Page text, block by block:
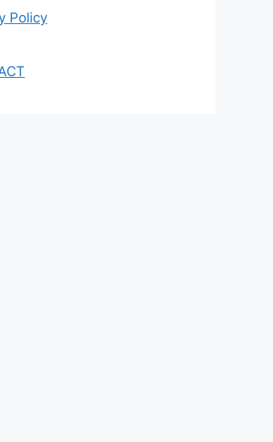
Policy